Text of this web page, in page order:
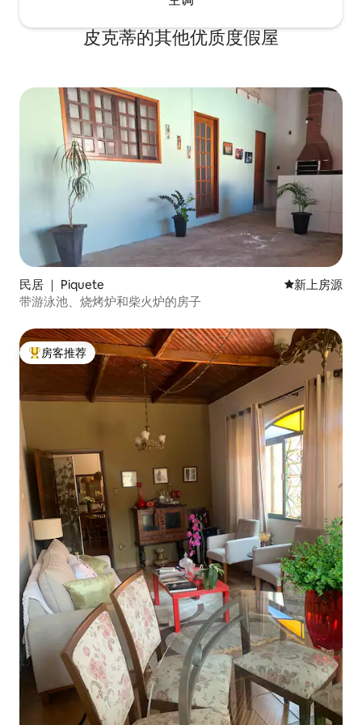
皮克蒂的其他优质度假屋
民居 ｜ Piquete 新房源
新上房源
带游泳池、烧烤炉和柴火炉的房子
热门「房客推荐」
房客推荐